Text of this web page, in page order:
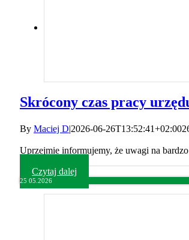
Skrócony czas pracy
By Maciej D|2026-06-26T13:52:41+02:00
Uprzejmie informujemy, że uwagi na
Czytaj dalej
25 05.2026